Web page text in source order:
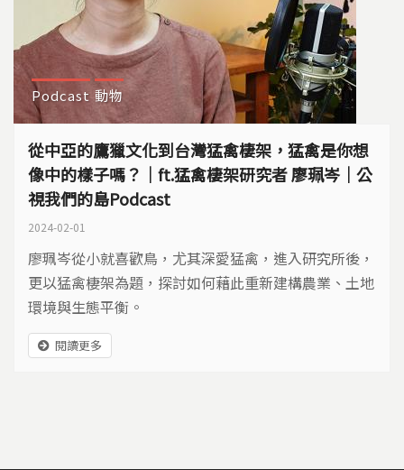
Podcast 動物
從中亞的鷹獵文化到台灣猛禽棲架，猛禽是你想
像中的樣子嗎？｜ft.猛禽棲架研究者 廖珮岑｜公
視我們的島Podcast
2024-02-01
廖珮岑從小就喜歡鳥，尤其深愛猛禽，進入研究所後，
更以猛禽棲架為題，探討如何藉此重新建構農業、土地
環境與生態平衡。
閱讀更多